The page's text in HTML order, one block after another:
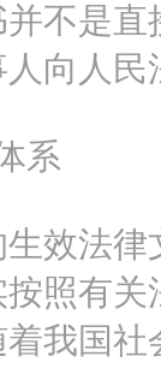
不是
向人
系
效法
照有
我国